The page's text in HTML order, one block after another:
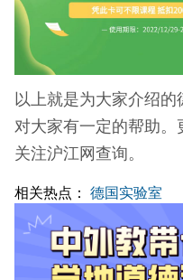
以上就是为大家介绍
对大家有一定的帮助
关注沪江网查询。
相关热点： 德国实验室